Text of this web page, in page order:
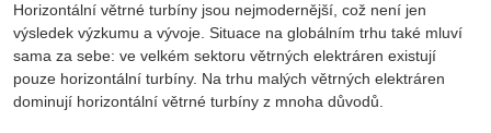
Horizontální větrné turbíny jsou nejmodernější, což není jen
výsledek výzkumu a vývoje. Situace na globálním trhu také mluví
sama za sebe: ve velkém sektoru větrných elektráren existují
pouze horizontální turbíny. Na trhu malých větrných elektráren
dominují horizontální větrné turbíny z mnoha důvodů.